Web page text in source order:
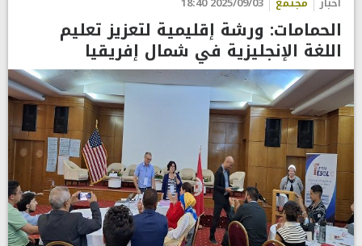
الحمامات: ورشة إقليمية لتعزيز تعليم
اللغة الإنجليزية في شمال إفريقيا‎